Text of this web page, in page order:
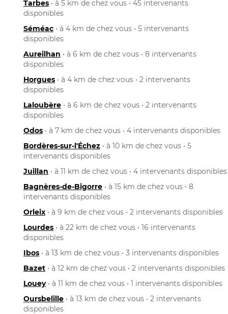
Tarbes • à 5 km de chez vous • 45 intervenants
disponibles
Séméac • à 4 km de chez vous • 5 intervenants
disponibles
Aureilhan • à 6 km de chez vous • 8 intervenants
disponibles
Horgues • à 4 km de chez vous • 2 intervenants
disponibles
Laloubère • à 6 km de chez vous • 2 intervenants
disponibles
Odos • à 7 km de chez vous • 4 intervenants disponibles
Bordères-sur-l'Échez • à 10 km de chez vous • 5
intervenants disponibles
Juillan • à 11 km de chez vous • 4 intervenants disponibles
Bagnères-de-Bigorre • à 15 km de chez vous • 8
intervenants disponibles
Orleix • à 9 km de chez vous • 2 intervenants disponibles
Lourdes • à 22 km de chez vous • 16 intervenants
disponibles
Ibos • à 13 km de chez vous • 3 intervenants disponibles
Bazet • à 12 km de chez vous • 2 intervenants disponibles
Louey• à 11 km de chez vous • 1 intervenants disponibles
Oursbelille • à 13 km de chez vous • 2 intervenants
disponibles